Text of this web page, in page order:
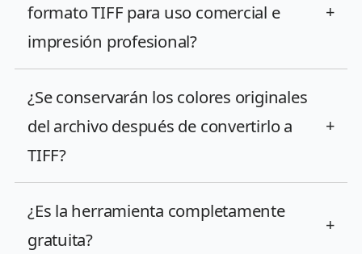
formato TIFF para uso comercial e
impresión profesional?
+
¿Se conservarán los colores originales
del archivo después de convertirlo a
TIFF?
+
¿Es la herramienta completamente
gratuita?
+